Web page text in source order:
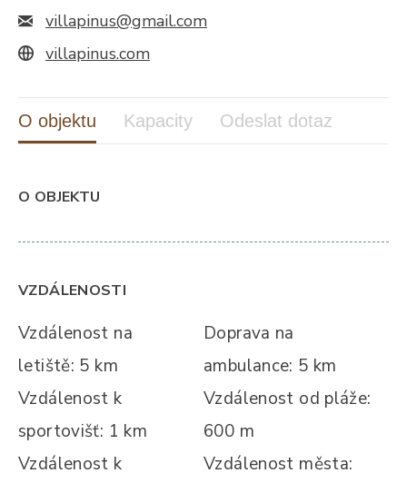
villapinus@gmail.com
villapinus.com
O objektu Kapacity Odeslat dotaz
O OBJEKTU
VZDÁLENOSTI
Vzdálenost na
letiště: 5 km
Doprava na
ambulance: 5 km
Vzdálenost k
sportovišť: 1 km
Vzdálenost od pláže:
600 m
Vzdálenost k
Vzdálenost města: